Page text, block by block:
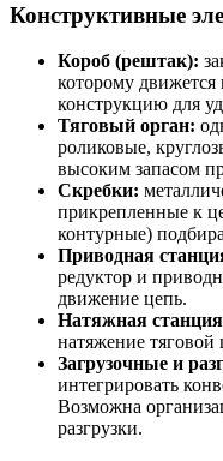
Конструктивные
Короб (рештак):
которому
конструкцию для
Тяговый орган:
роликовые,
высоким запасом
Скребки:
прикрепленные к
контурные)
Приводная
редуктор и
движение цепь.
Натяжная
натяжение тяговой
Загрузочные и
интегрировать
Возможна
разгрузки.